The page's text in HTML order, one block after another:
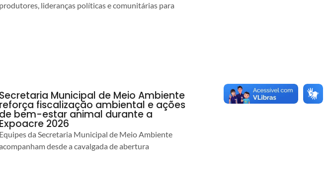
produtores, lideranças políticas e comunitárias para
Secretaria Municipal de Meio Ambiente
reforça fiscalização ambiental e ações
de bem-estar animal durante a
Expoacre 2026
Equipes da Secretaria Municipal de Meio Ambiente
desde a cavalgada de abertura